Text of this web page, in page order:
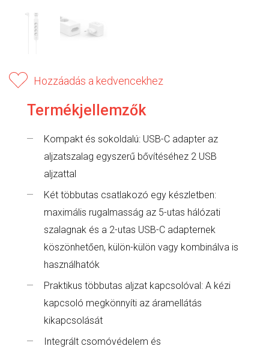
Hozzáadás a kedvencekhez
Termékjellemzők
Kompakt és sokoldalú: USB-C adapter az
aljzatszalag egyszerű bővítéséhez 2 USB
aljzattal
Két többutas csatlakozó egy készletben:
maximális rugalmasság az 5-utas hálózati
szalagnak és a 2-utas USB-C adapternek
köszönhetően, külön-külön vagy kombinálva is
használhatók
Praktikus többutas aljzat kapcsolóval: A kézi
kapcsoló megkönnyíti az áramellátás
kikapcsolását
Integrált csomóvédelem és